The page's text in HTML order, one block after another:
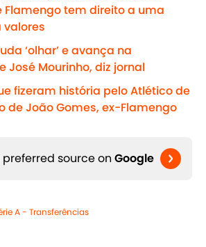
Flamengo tem direito a uma
‘olhar’ e avança na
José Mourinho, diz jornal
fizeram história pelo Atlético de
de João Gomes, ex-Flamengo
source on Google
A - Transferências